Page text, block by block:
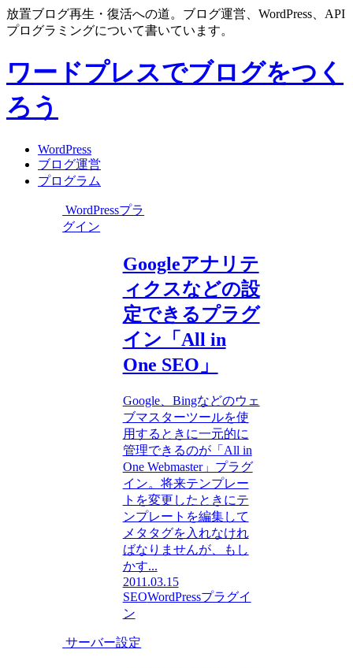
放置ブログ再生・復活への道。ブログ運営、WordPress、API
プログラミングについて書いています。
ワードプレスでブログをつく
ろう
WordPress
ブログ運営
プログラム
WordPressプラ
グイン
Googleアナリテ
ィクスなどの設
定できるプラグ
イン「All in
One SEO」
Google、Bingなどのウェ
ブマスターツールを使
用するときに一元的に
管理できるのが「All in
One Webmaster」プラグ
イン。将来テンプレー
トを変更したときにテ
ンプレートを編集して
メタタグを入れなけれ
ばなりませんが、もし
かす...
2011.03.15
SEOWordPressプラグイ
ン
サーバー設定